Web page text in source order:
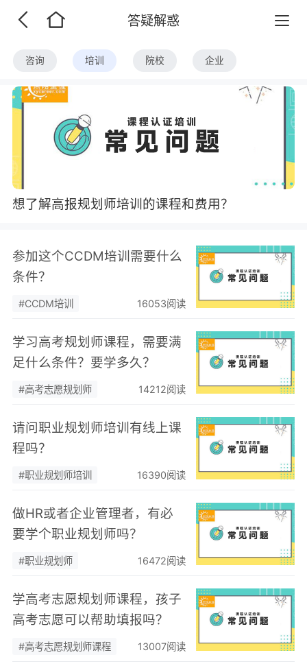
答疑解惑
咨询 培训 院校 企业
想了解高报规划师培训的课程和费用？
参加这个CCDM培训需要什么
条件？
#CCDM培训 16053阅读
学习高考规划师课程，需要满
足什么条件？要学多久？
#高考志愿规划师 14212阅读
请问职业规划师培训有线上课
程吗？
#职业规划师培训 16390阅读
做HR或者企业管理者，有必
要学个职业规划师吗？
#职业规划师 16472阅读
学高考志愿规划师课程，孩子
高考志愿可以帮助填报吗？
#高考志愿规划师课程 13007阅读